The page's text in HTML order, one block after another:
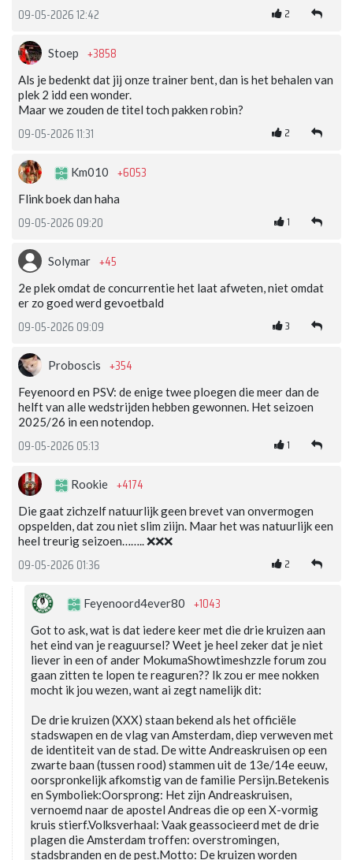
09-05-2026 12:42 2
Stoep +3858
Als je bedenkt dat jij onze trainer bent, dan is het behalen van
plek 2 idd een wonder.
Maar we zouden de titel toch pakken robin?
09-05-2026 11:31 2
Km010 +6053
Flink boek dan haha
09-05-2026 09:20 1
Solymar +45
2e plek omdat de concurrentie het laat afweten, niet omdat
er zo goed werd gevoetbald
09-05-2026 09:09 3
Proboscis +354
Feyenoord en PSV: de enige twee ploegen die meer dan de
helft van alle wedstrijden hebben gewonnen. Het seizoen
2025/26 in een notendop.
09-05-2026 05:13 1
Rookie +4174
Die gaat zichzelf natuurlijk geen brevet van onvermogen
opspelden, dat zou niet slim ziijn. Maar het was natuurlijk een
heel treurig seizoen…….. ❌❌❌
09-05-2026 01:36 2
Feyenoord4ever80 +1043
Got to ask, wat is dat iedere keer met die drie kruizen aan
het eind van je reaguursel? Weet je heel zeker dat je niet
liever in een of ander MokumaShowtimeshzzle forum zou
gaan zitten te lopen te reaguren?? Ik zou er mee nokken
mocht ik jou wezen, want ai zegt namelijk dit:
De drie kruizen (XXX) staan bekend als het officiële
stadswapen en de vlag van Amsterdam, diep verweven met
de identiteit van de stad. De witte Andreaskruisen op een
zwarte baan (tussen rood) stammen uit de 13e/14e eeuw,
oorspronkelijk afkomstig van de familie Persijn.Betekenis
en Symboliek:Oorsprong: Het zijn Andreaskruisen,
vernoemd naar de apostel Andreas die op een X-vormig
kruis stierf.Volksverhaal: Vaak geassocieerd met de drie
plagen die Amsterdam troffen: overstromingen,
stadsbranden en de pest.Motto: De kruizen worden